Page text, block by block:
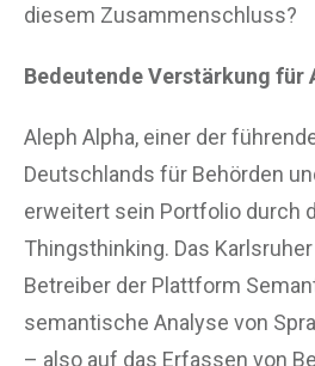
diesem Zusammenschluss?
Bedeutende Verstärkung für
Aleph Alpha, einer der
Deutschlands für Behörden
erweitert sein Portfolio durch
Thingsthinking. Das
Betreiber der Plattform
semantische Analyse von
– also auf das Erfassen von